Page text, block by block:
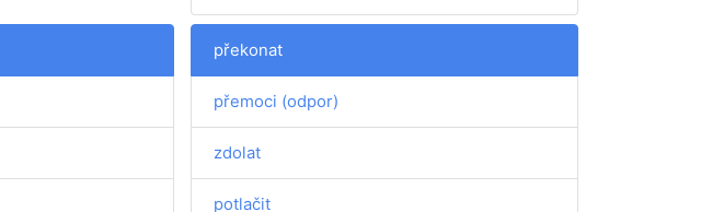
překonat
přemoci (odpor)
zdolat
potlačit